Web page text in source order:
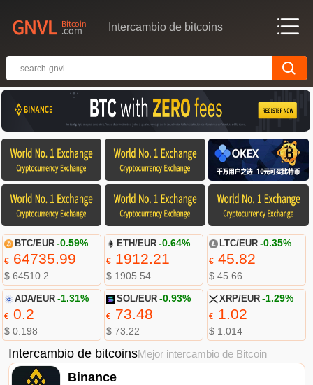
Intercambio de bitcoins
BTC/EUR -0.59%
€64735.99
$ 64510.2
ETH/EUR -0.64%
€ 1912.21
$ 1905.54
LTC/EUR -0.35%
€45.82
$ 45.66
ADA/EUR -1.31%
€0.2
$ 0.198
SOL/EUR -0.93%
€ 73.48
$ 73.22
XRP/EUR -1.29%
€1.02
$ 1.014
Intercambio de bitcoinsMejor intercambio de Bitcoin
Binance